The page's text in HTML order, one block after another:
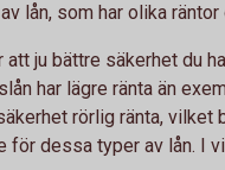
lån, som har olika
att ju bättre säkerhet du
har lägre ränta än
rörlig ränta, vilket
för dessa typer av lån. I